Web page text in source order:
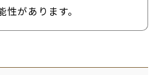
があります。